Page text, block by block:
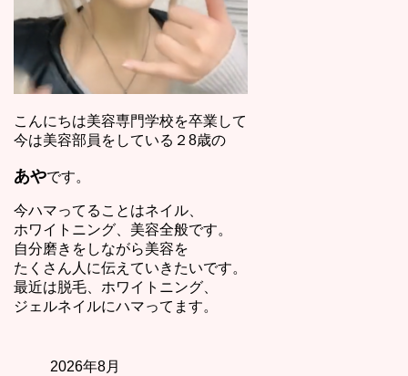
こんにちは美容専門学校を卒業して
今は美容部員をしている２8歳の
あやです。
今ハマってることはネイル、
ホワイトニング、美容全般です。
自分磨きをしながら美容を
たくさん人に伝えていきたいです。
最近は脱毛、ホワイトニング、
ジェルネイルにハマってます。
2026年8月